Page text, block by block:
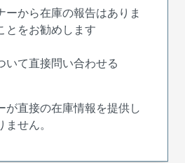
ーから在庫の報告はありま
とをお勧めします
いて直接問い合わせる
が直接の在庫情報を提供し
せん。